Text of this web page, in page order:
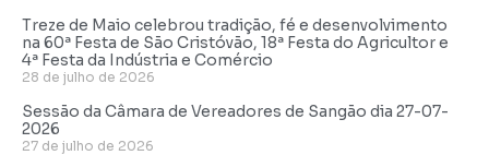
Treze de Maio celebrou tradição, fé e desenvolvimento
na 60ª Festa de São Cristóvão, 18ª Festa do Agricultor e
4ª Festa da Indústria e Comércio
28 de julho de 2026
Sessão da Câmara de Vereadores de Sangão dia 27-07-
2026
27 de julho de 2026